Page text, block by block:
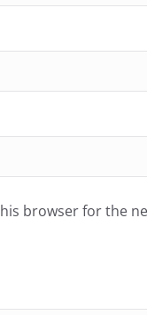
browser for the